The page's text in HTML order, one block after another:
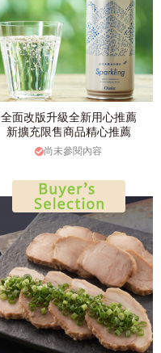
全面改版升級全新用心推薦
新擴充限售商品精心推薦
尚未參閱內容